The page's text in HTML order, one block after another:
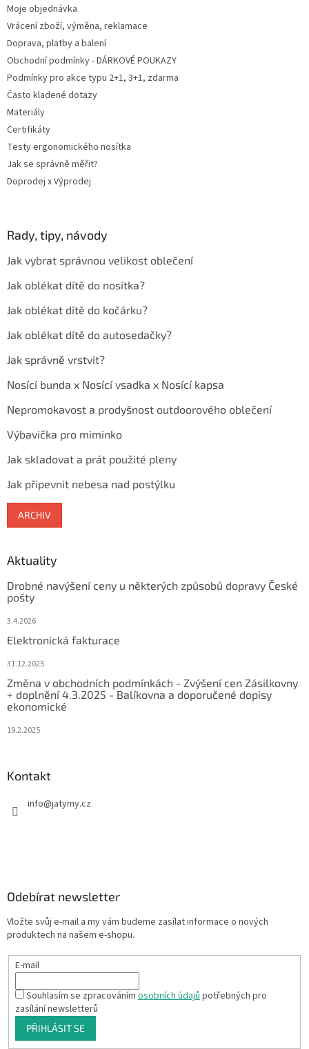
Moje objednávka
Vrácení zboží, výměna, reklamace
Doprava, platby a balení
Obchodní podmínky - DÁRKOVÉ POUKAZY
Podmínky pro akce typu 2+1, 3+1, zdarma
Často kladené dotazy
Materiály
Certifikáty
Testy ergonomického nosítka
Jak se správně měřit?
Doprodej x Výprodej
Rady, tipy, návody
Jak vybrat správnou velikost oblečení
Jak oblékat dítě do nosítka?
Jak oblékat dítě do kočárku?
Jak oblékat dítě do autosedačky?
Jak správně vrstvit?
Nosící bunda x Nosící vsadka x Nosící kapsa
Nepromokavost a prodyšnost outdoorového oblečení
Výbavička pro miminko
Jak skladovat a prát použité pleny
Jak připevnit nebesa nad postýlku
ARCHIV
Aktuality
Drobné navýšení ceny u některých způsobů dopravy České
pošty
3.4.2026
Elektronická fakturace
31.12.2025
Změna v obchodních podmínkách - Zvýšení cen Zásilkovny
+ doplnění 4.3.2025 - Balíkovna a doporučené dopisy
ekonomické
19.2.2025
Kontakt
info@jatymy.cz
Odebírat newsletter
Vložte svůj e-mail a my vám budeme zasílat informace o nových
produktech na našem e-shopu.
E-mail
Souhlasím se zpracovánímosobních údajůpotřebných pro
zasílání newsletterů
PŘIHLÁSIT SE